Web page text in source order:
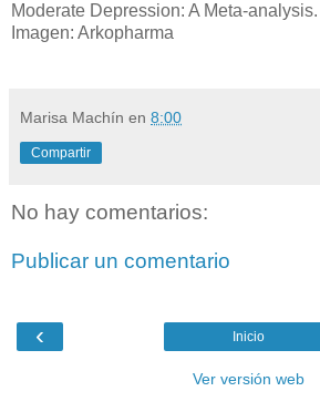
Moderate Depression: A Meta-
Imagen: Arkopharma
Marisa Machín en 8:00
Compartir
No hay comentarios:
Publicar un comentario
‹ Inicio
Ver versión web